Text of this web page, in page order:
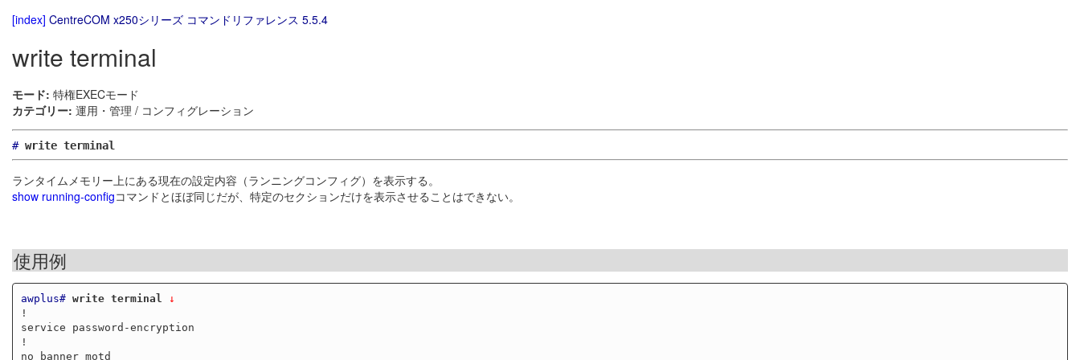
[index] CentreCOM x250シリーズ コマンドリファレンス 5.5.4
write terminal
モード: 特権EXECモード
カテゴリー: 運用・管理 / コンフィグレーション
# write terminal
ランタイムメモリー上にある現在の設定内容（ランニングコンフィグ）を表示する。
show running-configコマンドとほぼ同じだが、特定のセクションだけを表示させることはできない。
使用例
awplus# write terminal
↓
!
service password-encryption
!
no banner motd